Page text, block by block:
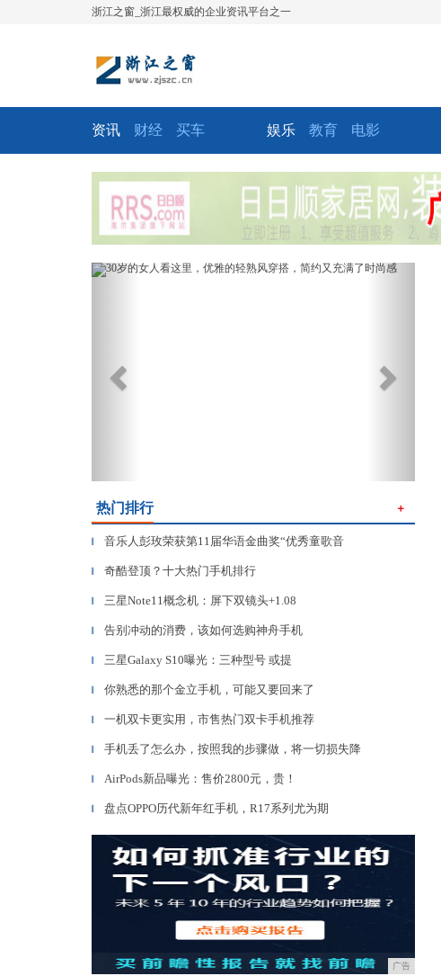
浙江之窗_浙江最权威的企业资讯平台之一
资讯 财经 买车 娱乐 教育 电影
Previous Next
热门排行 ＋
▎ 音乐人彭玫荣获第11届华语金曲奖“优秀童歌音
▎ 奇酷登顶？十大热门手机排行
▎ 三星Note11概念机：屏下双镜头+1.08
▎ 告别冲动的消费，该如何选购神舟手机
▎ 三星Galaxy S10曝光：三种型号 或提
▎ 你熟悉的那个金立手机，可能又要回来了
▎ 一机双卡更实用，市售热门双卡手机推荐
▎ 手机丢了怎么办，按照我的步骤做，将一切损失降
▎ AirPods新品曝光：售价2800元，贵！
▎ 盘点OPPO历代新年红手机，R17系列尤为期
广告